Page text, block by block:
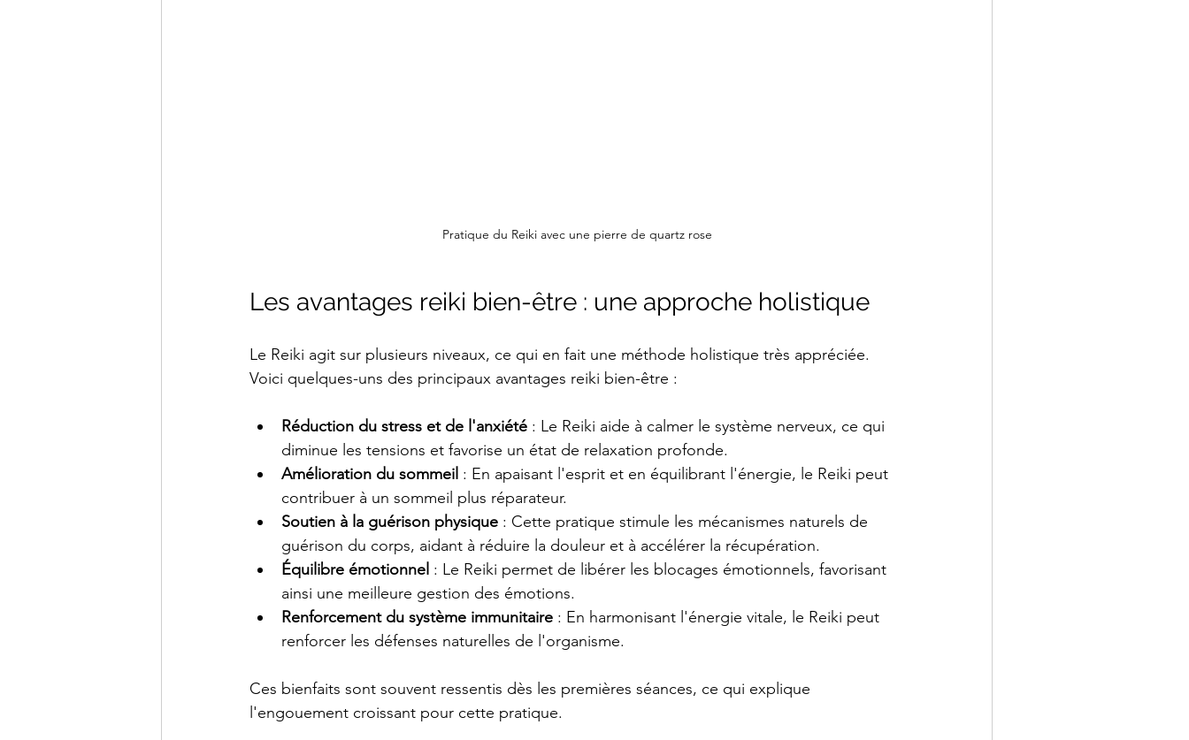
Pratique du Reiki avec une pierre de quartz rose
Les avantages reiki bien-être : une approche holistique
Le Reiki agit sur plusieurs niveaux, ce qui en fait une méthode holistique très appréciée.
Voici quelques-uns des principaux avantages reiki bien-être :
Réduction du stress et de l'anxiété : Le Reiki aide à calmer le système nerveux, ce qui
diminue les tensions et favorise un état de relaxation profonde.
Amélioration du sommeil : En apaisant l'esprit et en équilibrant l'énergie, le Reiki peut
contribuer à un sommeil plus réparateur.
Soutien à la guérison physique : Cette pratique stimule les mécanismes naturels de
guérison du corps, aidant à réduire la douleur et à accélérer la récupération.
Équilibre émotionnel : Le Reiki permet de libérer les blocages émotionnels, favorisant
ainsi une meilleure gestion des émotions.
Renforcement du système immunitaire : En harmonisant l'énergie vitale, le Reiki peut
renforcer les défenses naturelles de l'organisme.
Ces bienfaits sont souvent ressentis dès les premières séances, ce qui explique
l'engouement croissant pour cette pratique.